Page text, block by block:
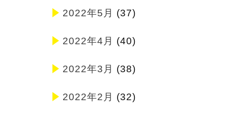
2022年5月 (37)
2022年4月 (40)
2022年3月 (38)
2022年2月 (32)